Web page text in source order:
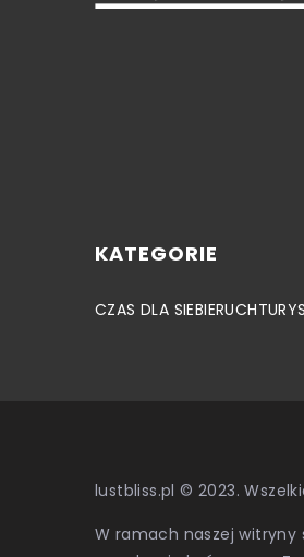
KATEGORIE
CZAS DLA SIEBIERUCH
lustbliss.pl © 2023.
W ramach naszej witryny